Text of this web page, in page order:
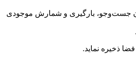
جست‌وجو، بارگیری و شمارش موجودی